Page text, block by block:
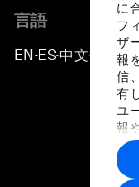
に
フ
ザ
報
信
有
ユ
報
に
ト
す。
言語
EN ▪ES▪中文▪ 日本語
プラ